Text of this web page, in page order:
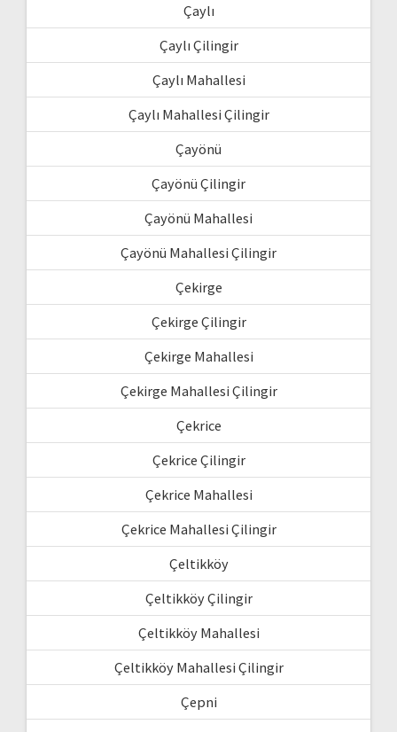
Çaylı
Çaylı Çilingir
Çaylı Mahallesi
Çaylı Mahallesi Çilingir
Çayönü
Çayönü Çilingir
Çayönü Mahallesi
Çayönü Mahallesi Çilingir
Çekirge
Çekirge Çilingir
Çekirge Mahallesi
Çekirge Mahallesi Çilingir
Çekrice
Çekrice Çilingir
Çekrice Mahallesi
Çekrice Mahallesi Çilingir
Çeltikköy
Çeltikköy Çilingir
Çeltikköy Mahallesi
Çeltikköy Mahallesi Çilingir
Çepni